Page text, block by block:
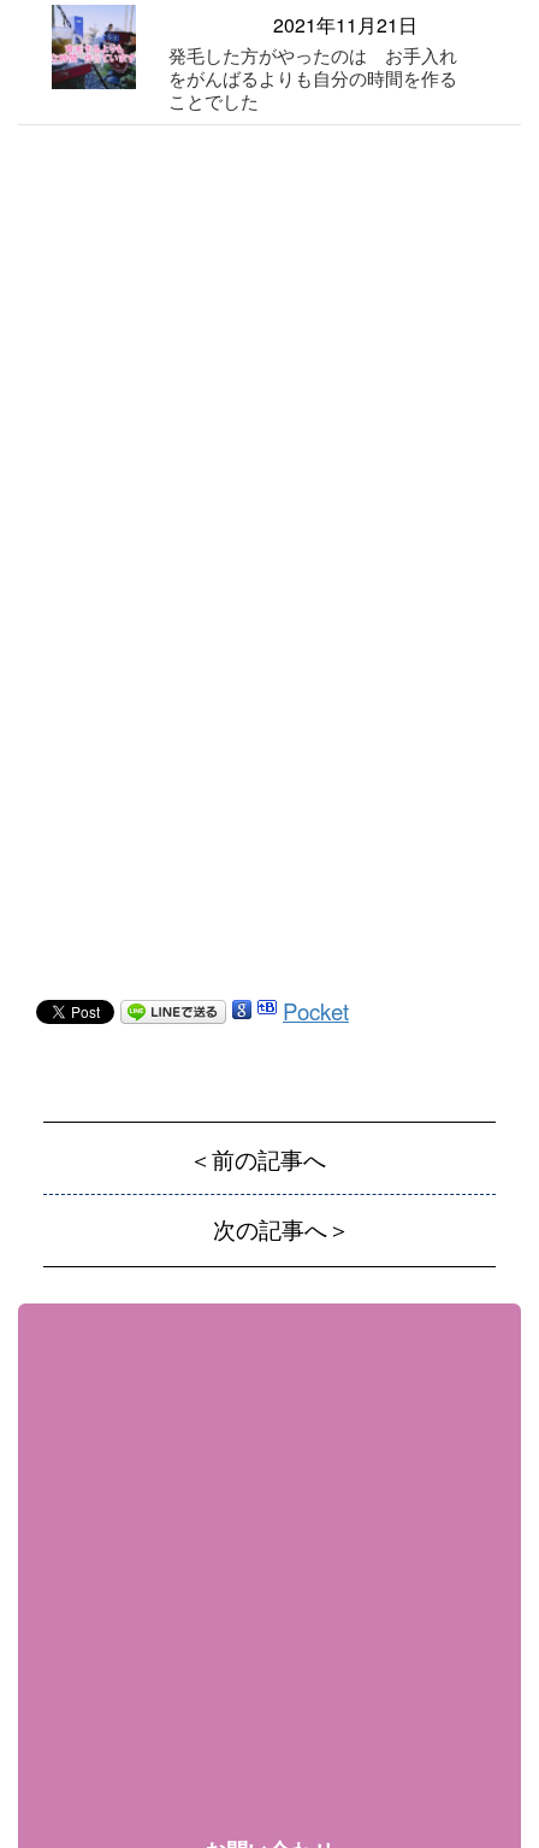
2021年11月21日
発毛した方がやったのは お手入れ
をがんばるよりも自分の時間を作る
ことでした
Pocket
＜前の記事へ
次の記事へ＞